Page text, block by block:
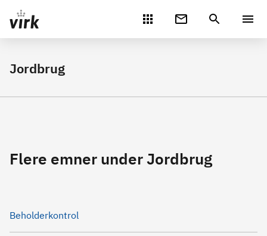
Gå direkte til indhold
Jordbrug
Flere emner under Jordbrug
Beholderkontrol